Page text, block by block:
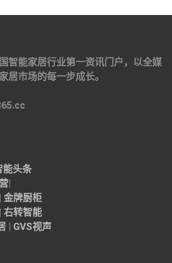
智能家居行业第一资讯门户，以全媒
居市场的每一步成长。
能头条
|
| 金牌厨柜
| 右转智能
| GVS视声